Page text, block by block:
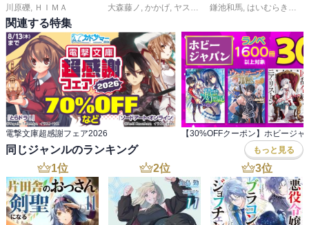
川原礫
ＨＩＭＡ
大森藤ノ かかげ ヤスダスズヒト
鎌池和馬 はいむらきよたか
関連する特集
電撃文庫超感謝フェア2026
同じジャンルのランキング もっと見る
1位 2位 3位